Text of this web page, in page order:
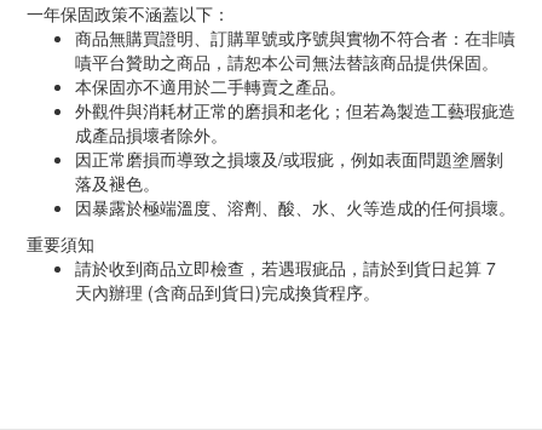
一年保固政策不涵蓋以下：
商品無購買證明、訂購單號或序號與實物不符合者：在非嘖
嘖平台贊助之商品，請恕本公司無法替該商品提供保固。
本保固亦不適用於二手轉賣之產品。
外觀件與消耗材正常的磨損和老化；但若為製造工藝瑕疵造
成產品損壞者除外。
因正常磨損而導致之損壞及/或瑕疵，例如表面問題塗層剝
落及褪色。
因暴露於極端溫度、溶劑、酸、水、火等造成的任何損壞。
重要須知
請於收到商品立即檢查，若遇瑕疵品，請於到貨日起算 7
天內辦理 (含商品到貨日)完成換貨程序。